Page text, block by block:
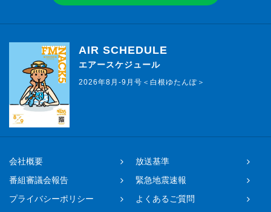
AIR SCHEDULE
エアースケジュール
2026年8月-9月号＜白根ゆたんぽ＞
会社概要
放送基準
番組審議会報告
緊急地震速報
プライバシーポリシー
よくあるご質問